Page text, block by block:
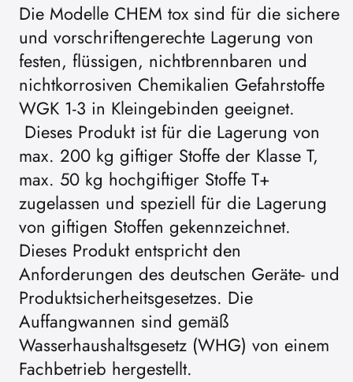
Die Modelle CHEM tox sind für die sichere
und vorschriftengerechte Lagerung von
festen, flüssigen, nichtbrennbaren und
nichtkorrosiven Chemikalien Gefahrstoffe
WGK 1-3 in Kleingebinden geeignet.
Dieses Produkt ist für die Lagerung von
max. 200 kg giftiger Stoffe der Klasse T,
max. 50 kg hochgiftiger Stoffe T+
zugelassen und speziell für die Lagerung
von giftigen Stoffen gekennzeichnet.
Dieses Produkt entspricht den
Anforderungen des deutschen Geräte- und
Produktsicherheitsgesetzes. Die
Auffangwannen sind gemäß
Wasserhaushaltsgesetz (WHG) von einem
Fachbetrieb hergestellt.